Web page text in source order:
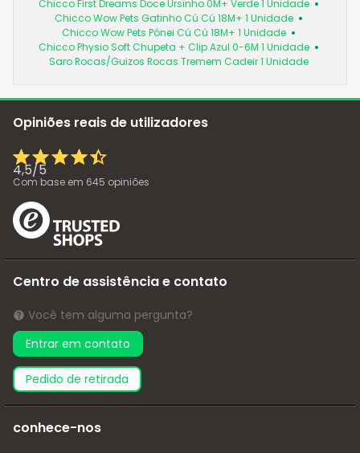
Chicco First Dreams Doce Ursinho 0M+ Verde 1 Unidade
Chicco Wow Pets Gatinho Cú Cú 18M+ 1 Unidade
Chicco Wow Pets Pónei Cú Cú 18M+ 1 Unidade
Chicco Physio Soft Chupeta + Clip Azul 0-6M 1 Unidade
Saro Rocas/Guizos Rocas Tremem Cadeir 1 Unidade
Opiniões reais de utilizadores
4,5/5
Com base em 645 opiniões
Centro de assistência e contato
Você tem alguma pergunta?
Entrar em contato
pedido de retirada
conhece-nos